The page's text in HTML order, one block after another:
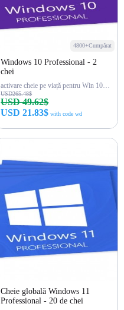
4800+Cumpărat
Windows 10 Professional - 2
chei
activare cheie pe viață pentru Win 10 Pro
USD265.48$
USD 49.62$
USD 21.83$ with code wd
Cheie globală Windows 11
Professional - 20 de chei